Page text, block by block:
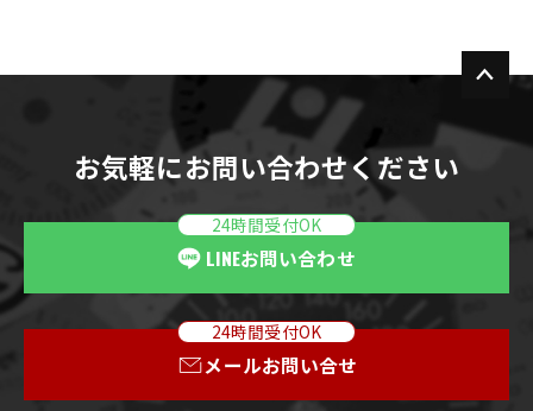
お気軽にお問い合わせください
24時間受付OK
LINEお問い合わせ
24時間受付OK
メールお問い合せ